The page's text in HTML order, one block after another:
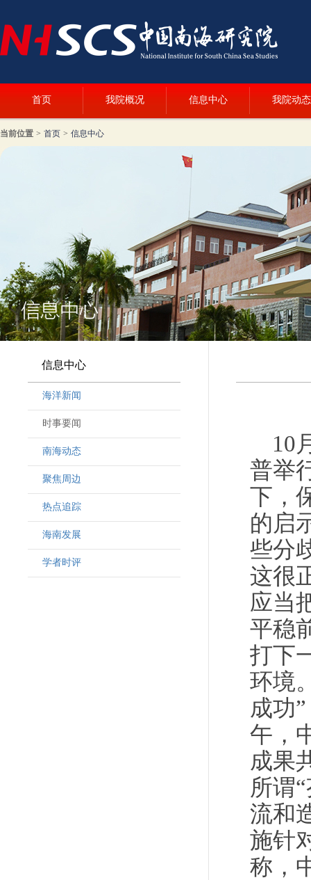
首页 我院概况 信息中心 我院动态
当前位置 > 首页 > 信息中心
信息中心
海洋新闻
时事要闻
南海动态
聚焦周边
热点追踪
海南发展
学者时评
10
普举
下，
的启
些分
这很
应当
平稳
打下
环境
成功
午，
成果
所谓
流和
施针
称，